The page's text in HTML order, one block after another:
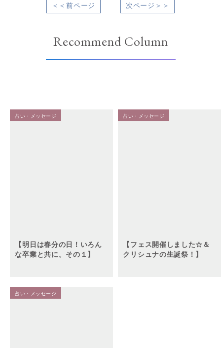
＜＜前ページ 次ページ＞＞
Recommend Column
占い・メッセージ
【明日は春分の日！いろん
な卒業と共に。その１】
占い・メッセージ
【フェス開催しました☆＆
クリシュナの生誕祭！】
占い・メッセージ